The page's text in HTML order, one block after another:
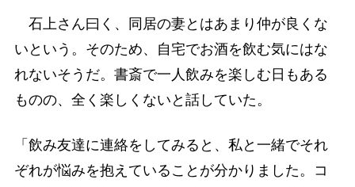
石上さん曰く、同居の妻とはあまり仲が良くな
いという。そのため、自宅でお酒を飲む気にはな
れないそうだ。書斎で一人飲みを楽しむ日もある
ものの、全く楽しくないと話していた。
「飲み友達に連絡をしてみると、私と一緒でそれ
ぞれが悩みを抱えていることが分かりました。コ